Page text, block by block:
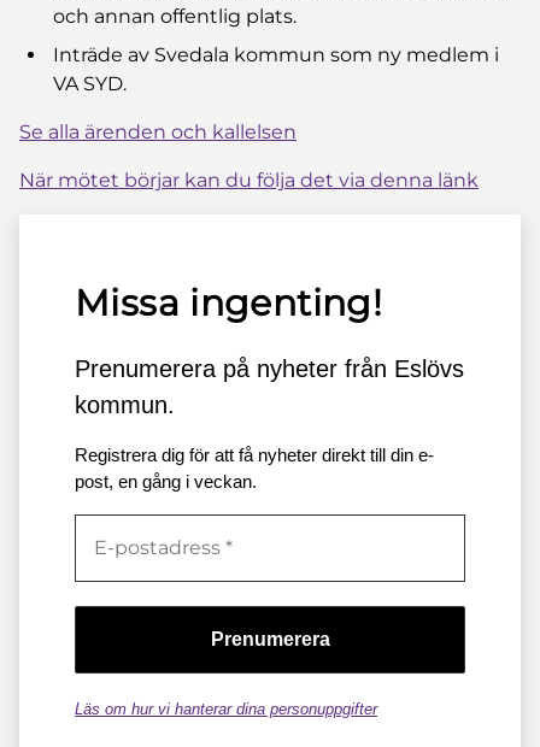
och annan offentlig plats.
Inträde av Svedala kommun som ny medlem i
VA SYD.
Se alla ärenden och kallelsen
När mötet börjar kan du följa det via denna länk
Missa ingenting!
Prenumerera på nyheter från Eslövs
kommun.
Registrera dig för att få nyheter direkt till din e-
post, en gång i veckan.
Läs om hur vi hanterar dina personuppgifter